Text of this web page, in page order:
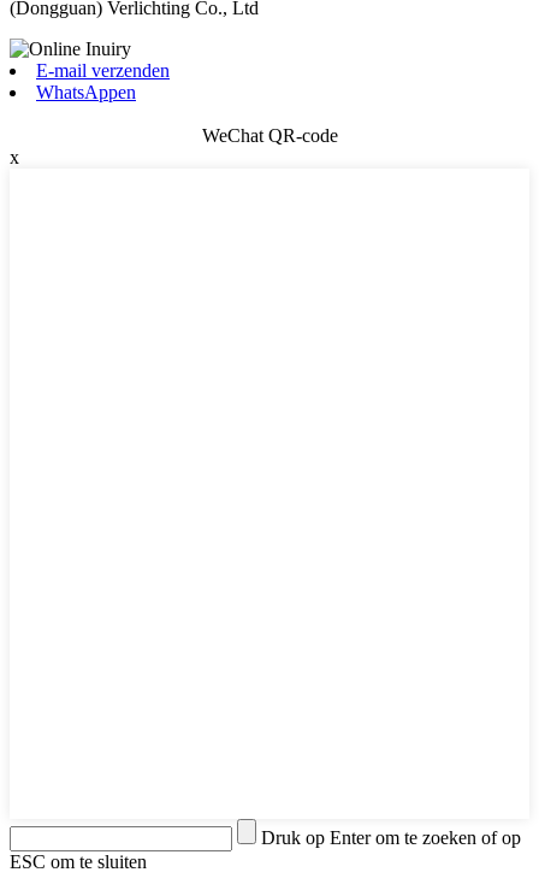
(Dongguan) Verlichting Co., Ltd
E-mail verzenden
WhatsAppen
WeChat QR-code
x
Druk op Enter om te zoeken of op
ESC om te sluiten